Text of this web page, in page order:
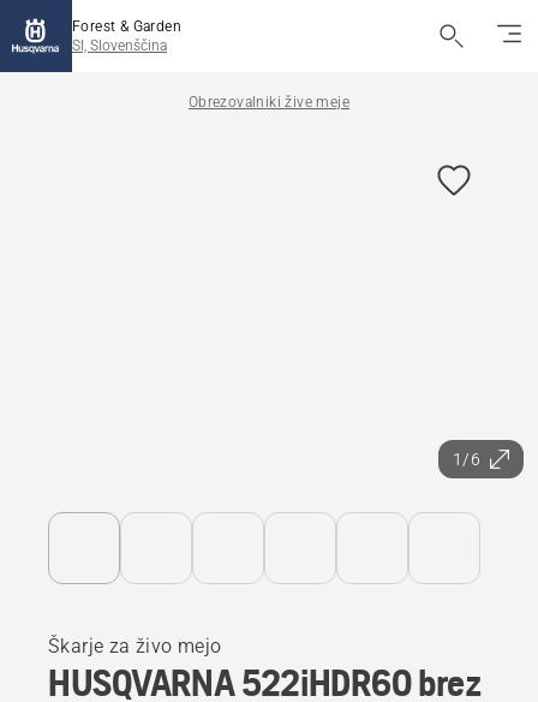
Forest & Garden
SI, Slovenščina
Obrezovalniki žive meje
1/6
Škarje za živo mejo
HUSQVARNA 522iHDR60 brez